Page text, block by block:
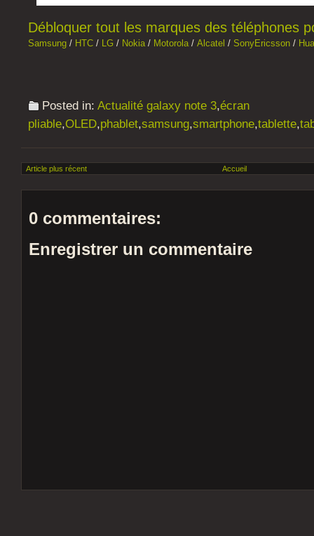
Débloquer tout les marques des téléphones
Samsung / HTC / LG / Nokia / Motorola / Alcatel / SonyEricsson /
Posted in: Actualité galaxy note 3,écran
pliable,OLED,phablet,samsung,smartphone,tablette,
Article plus récent Accueil
0 commentaires:
Enregistrer un commentaire